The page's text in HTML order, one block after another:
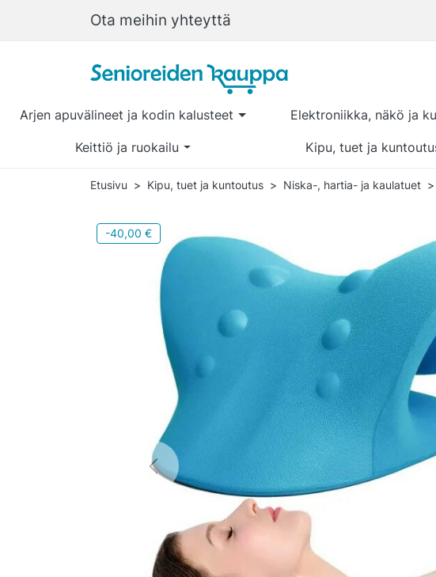
Ota meihin yhteyttä
Arjen apuvälineet ja kodin kalusteet Elektroniikka, näkö ja
Keittiö ja ruokailu Kipu, tuet ja
Etusivu Kipu, tuet ja kuntoutus Niska-, hartia- ja kaulatuet
-40,00 €
Previous